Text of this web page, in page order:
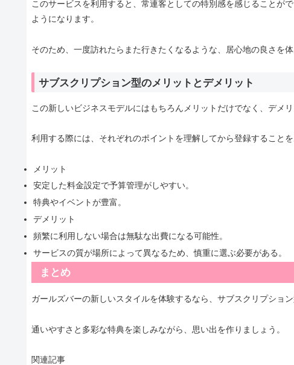
このサービスを利用すると、常連客としての特別感を感じることが
ようになります。
そのため、一度訪れたらまた行きたくなるような、居心地の良さを体
サブスクリプション型のメリットとデメリット
この新しいビジネスモデルにはもちろんメリットだけでなく、デメリ
利用する際には、それぞれのポイントを理解してから登録することを
メリット
安定した料金設定で予算管理がしやすい。
特典やイベントが豊富。
デメリット
頻繁に利用しない場合は無駄な出費になる可能性。
サービスの質が場所によって異なるため、慎重に選ぶ必要がある。
まとめ
ガールズバーの新しいスタイルを体験するなら、サブスクリプション
通いやすさと多彩な特典を楽しみながら、思い出を作りましょう。
関連記事